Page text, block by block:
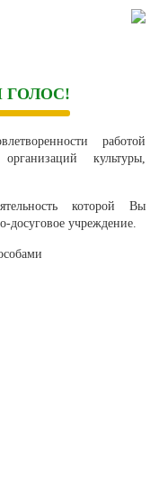
работой
культуры,
которой Вы
досуговое учреждение.